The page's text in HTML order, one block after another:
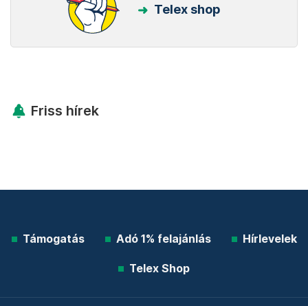
Telex shop
Friss hírek
Támogatás Adó 1% felajánlás Hírlevelek
Telex Shop